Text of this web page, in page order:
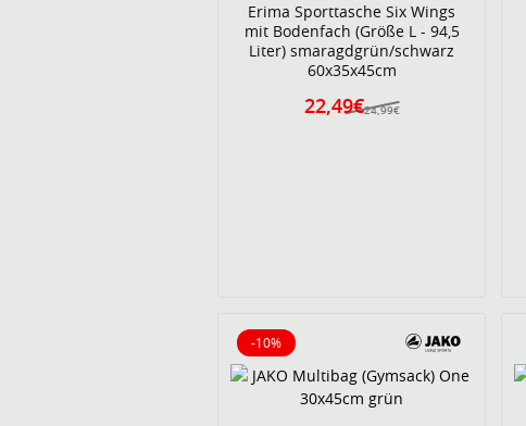
Erima Sporttasche Six Wings
mit Bodenfach (Größe L - 94,5
Liter) smaragdgrün/schwarz
60x35x45cm
24,99€
22,49€
-10%
10% reduziert